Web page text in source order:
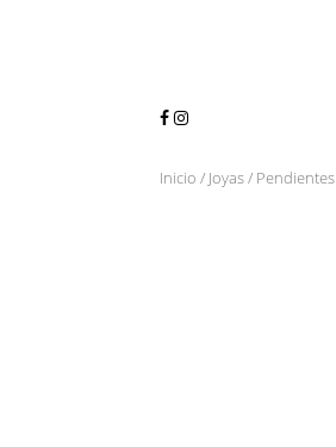
Inicio / Joyas/ Pendientes